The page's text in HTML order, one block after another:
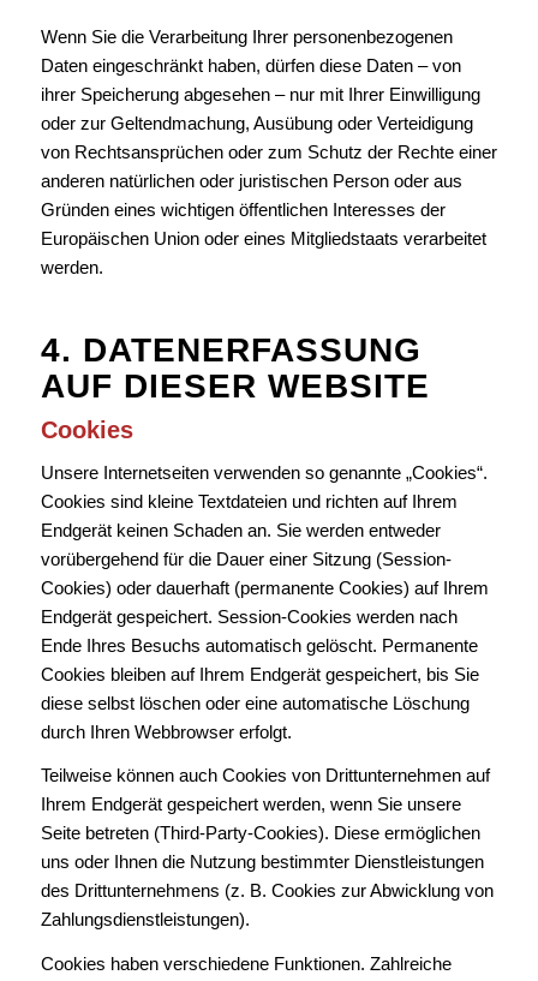
Wenn Sie die Verarbeitung Ihrer personenbezogenen
Daten eingeschränkt haben, dürfen diese Daten – von
ihrer Speicherung abgesehen – nur mit Ihrer Einwilligung
oder zur Geltendmachung, Ausübung oder Verteidigung
von Rechtsansprüchen oder zum Schutz der Rechte einer
anderen natürlichen oder juristischen Person oder aus
Gründen eines wichtigen öffentlichen Interesses der
Europäischen Union oder eines Mitgliedstaats verarbeitet
werden.
4. DATENERFASSUNG
AUF DIESER WEBSITE
Cookies
Unsere Internetseiten verwenden so genannte „Cookies“.
Cookies sind kleine Textdateien und richten auf Ihrem
Endgerät keinen Schaden an. Sie werden entweder
vorübergehend für die Dauer einer Sitzung (Session-
Cookies) oder dauerhaft (permanente Cookies) auf Ihrem
Endgerät gespeichert. Session-Cookies werden nach
Ende Ihres Besuchs automatisch gelöscht. Permanente
Cookies bleiben auf Ihrem Endgerät gespeichert, bis Sie
diese selbst löschen oder eine automatische Löschung
durch Ihren Webbrowser erfolgt.
Teilweise können auch Cookies von Drittunternehmen auf
Ihrem Endgerät gespeichert werden, wenn Sie unsere
Seite betreten (Third-Party-Cookies). Diese ermöglichen
uns oder Ihnen die Nutzung bestimmter Dienstleistungen
des Drittunternehmens (z. B. Cookies zur Abwicklung von
Zahlungsdienstleistungen).
Cookies haben verschiedene Funktionen. Zahlreiche